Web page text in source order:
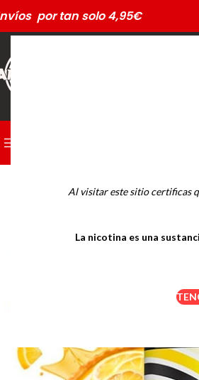
Al visitar este sitio certificas
La nicotina es una
por tan solo 4,95€
PODS DESECHABLES
Drifter Desechables